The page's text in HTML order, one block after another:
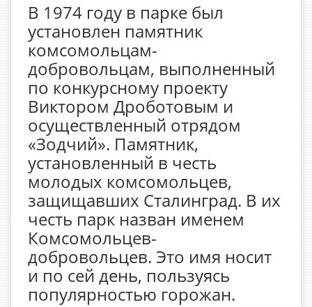
В 1974 году в парке был
установлен памятник
комсомольцам-
добровольцам, выполненный
по конкурсному проекту
Виктором Дроботовым и
осуществленный отрядом
«Зодчий». Памятник,
установленный в честь
молодых комсомольцев,
защищавших Сталинград. В их
честь парк назван именем
Комсомольцев-
добровольцев. Это имя носит
и по сей день, пользуясь
популярностью горожан.